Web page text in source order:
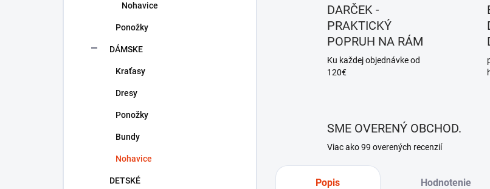
Nohavice
Ponožky
DÁMSKE
Kraťasy
Dresy
Ponožky
Bundy
Nohavice
DETSKÉ
DARČEK -
PRAKTICKÝ
POPRUH NA RÁM
Ku každej objednávke od
120€
SME OVERENÝ OBCHOD.
Viac ako 99 overených recenzií
Popis Hodnotenie